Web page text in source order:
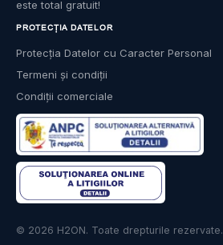
PROTECȚIA DATELOR
Protecția Datelor cu Caracter Personal
Termeni și condiții
Condiții comerciale
© 2026 H2ON. Toate drepturile rezervate.
este total gratuit!